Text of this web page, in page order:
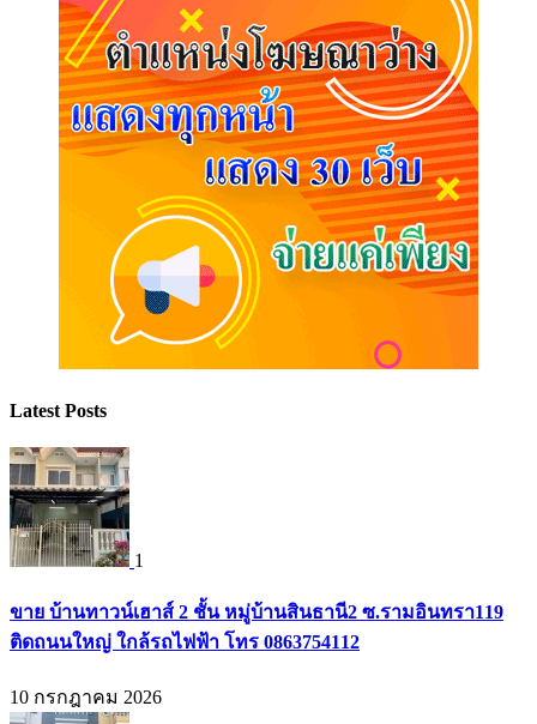
Latest Posts
1
ขาย บ้านทาวน์เฮาส์ 2 ชั้น หมู่บ้านสินธานี2 ซ.รามอินทรา119
ติดถนนใหญ่ ใกล้รถไฟฟ้า โทร 0863754112
10 กรกฎาคม 2026